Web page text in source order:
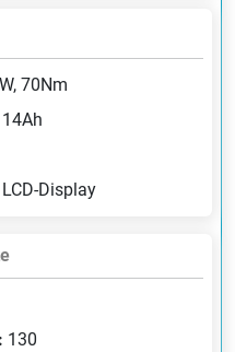
70Nm
Display
130